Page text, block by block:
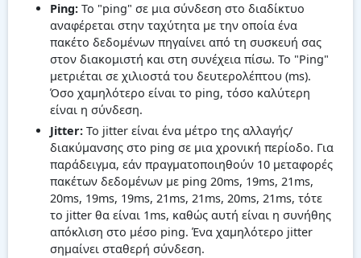
Ping: Το "ping" σε μια σύνδεση στο διαδίκτυο
αναφέρεται στην ταχύτητα με την οποία ένα
πακέτο δεδομένων πηγαίνει από τη συσκευή σας
στον διακομιστή και στη συνέχεια πίσω. Το "Ping"
μετριέται σε χιλιοστά του δευτερολέπτου (ms).
Όσο χαμηλότερο είναι το ping, τόσο καλύτερη
είναι η σύνδεση.
Jitter: Το jitter είναι ένα μέτρο της αλλαγής/
διακύμανσης στο ping σε μια χρονική περίοδο. Για
παράδειγμα, εάν πραγματοποιηθούν 10 μεταφορές
πακέτων δεδομένων με ping 20ms, 19ms, 21ms,
20ms, 19ms, 19ms, 21ms, 21ms, 20ms, 21ms, τότε
το jitter θα είναι 1ms, καθώς αυτή είναι η συνήθης
απόκλιση στο μέσο ping. Ένα χαμηλότερο jitter
σημαίνει σταθερή σύνδεση.